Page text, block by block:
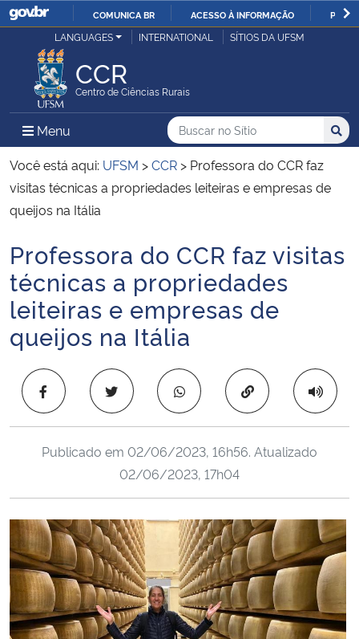
IR
COMUNICA BR ACESSO À INFORMAÇÃO
Ministério da Justiça e Segurança Pública
Ministério da Defesa
Ministério das Relações Exteriores
Ministério da Economia
Ministério da Infraestrutura
Ministério da Agricultura, Pecuária e Abastecimento
Ministério da Educação
Ministério da Cidadania
Ministério da Saúde
Ministério de Minas e Energia
Ministério da Ciência, Tecnologia, Inovações e Comunicações
Ministério do Meio Ambiente
Ministério do Turismo
Ministério do Desenvolvimento Regional
LANGUAGES INTERNATIONAL SÍTIOS DA UFSM
CCR
Centro de Ciências Rurais
Menu Menu Principal do Sítio
Busca
Buscar no no Sítio
Busca:
Você está aqui: UFSM >CCR > Professora do CCR faz
visitas técnicas a propriedades leiteiras e empresas de
queijos na Itália
Início do conteúdo
Professora do CCR faz visitas
técnicas a propriedades
leiteiras e empresas de
queijos na Itália
Copiar para área
Publicado em 02/06/2023, 16h56. Atualizado
02/06/2023, 17h04